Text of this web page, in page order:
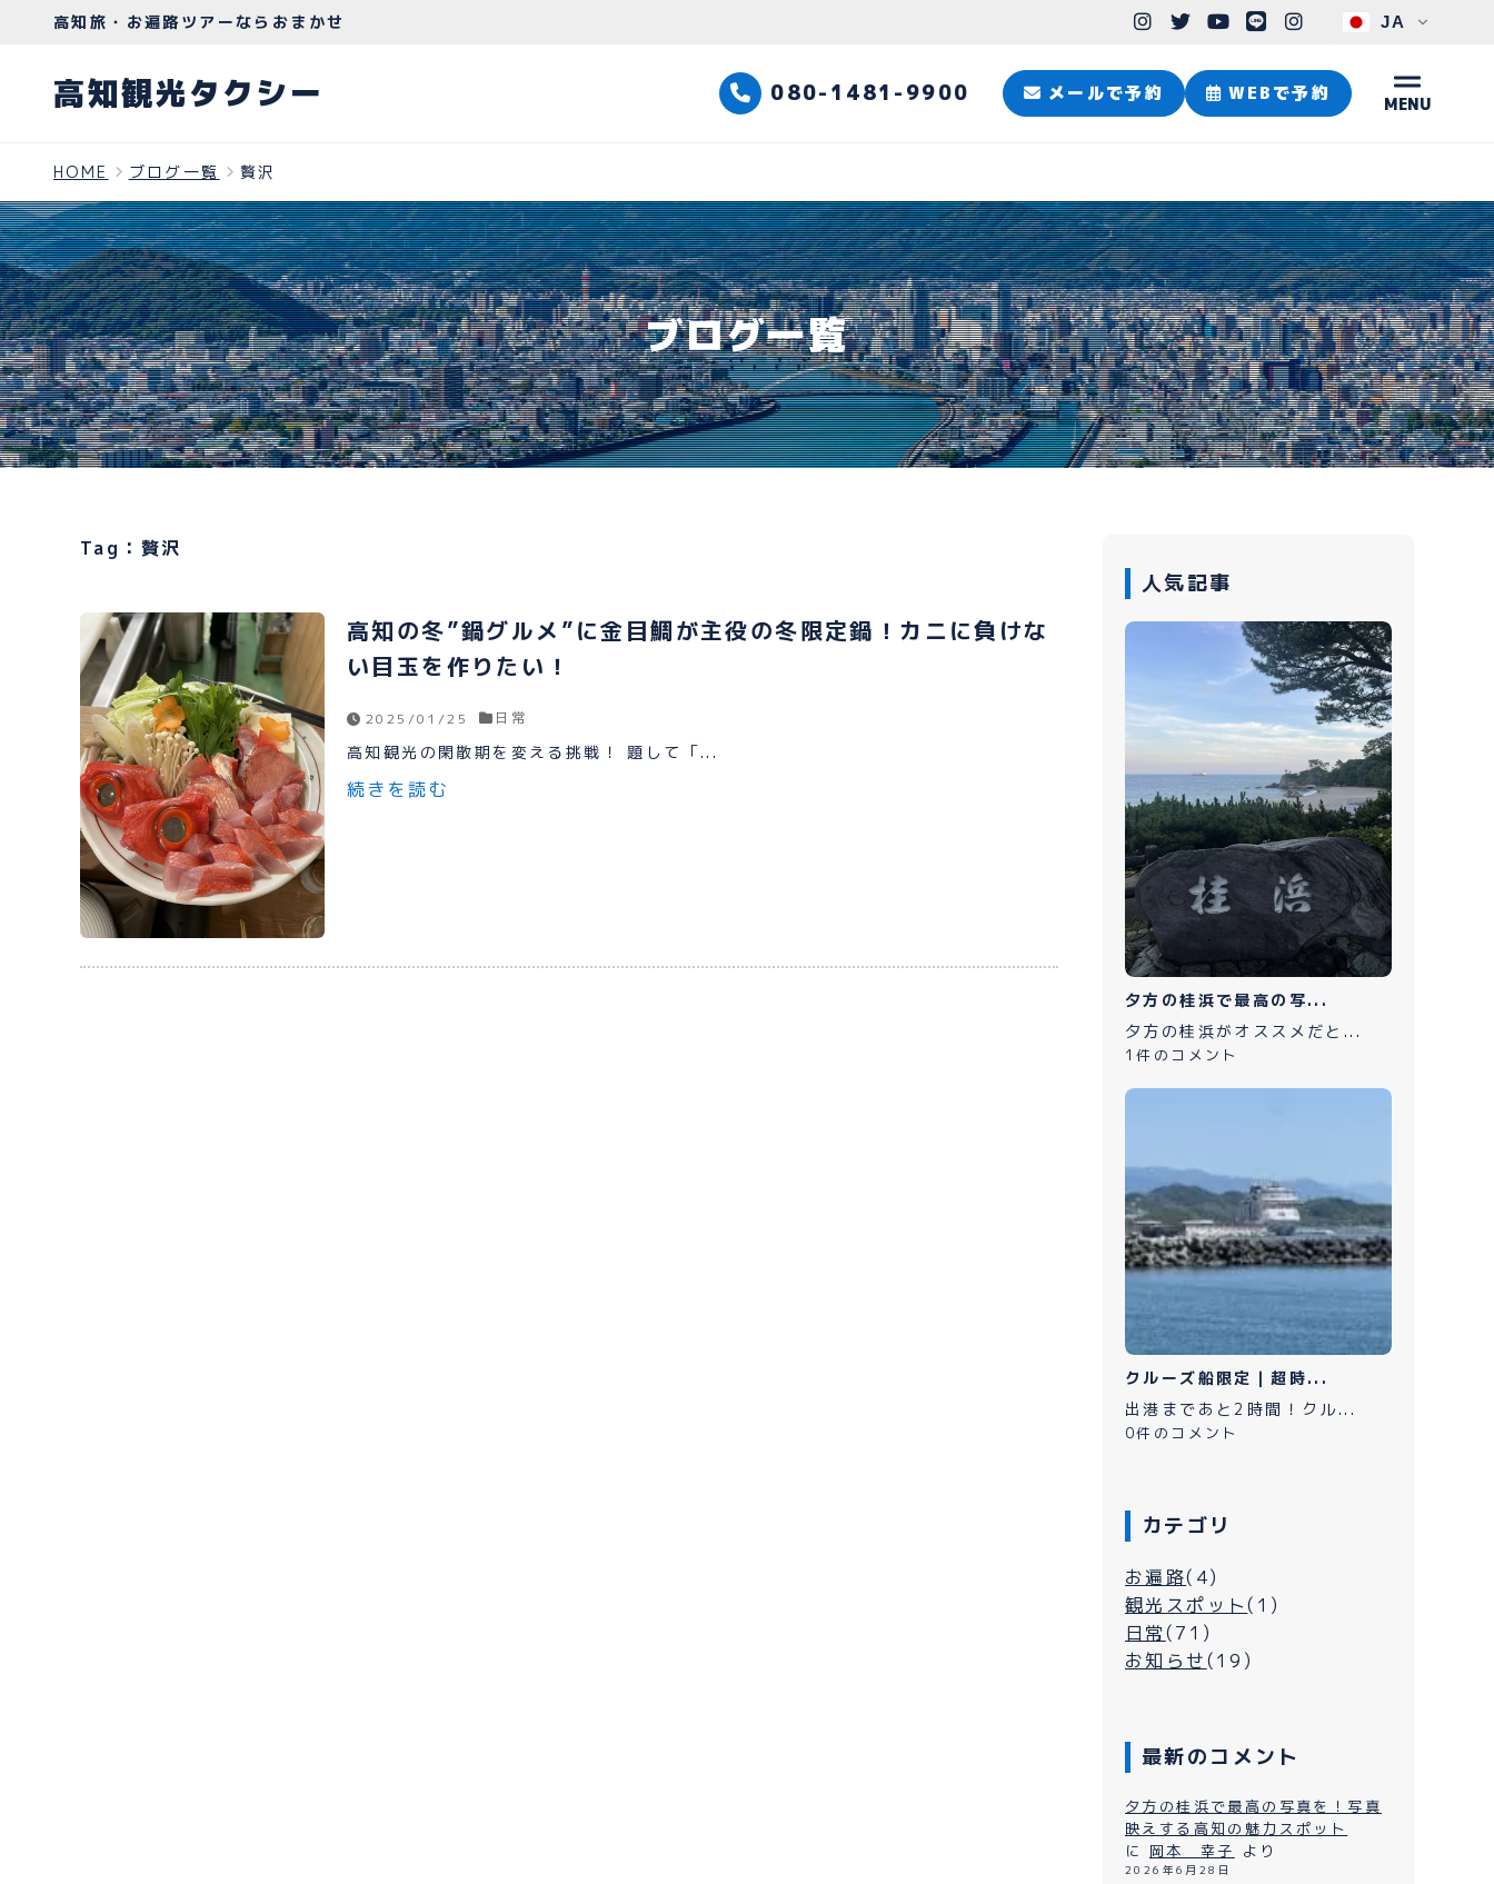
高知観光タクシー
観光タクシーについて
JA
高知旅・お遍路ツアーならおまかせ
高知観光タクシー 080-1481-9900 メールで予約 WEBで予約
HOME ブログ一覧 贅沢
ブログ一覧
Tag：贅沢
高知の冬”鍋グルメ”に金目鯛が主役の冬限定鍋！カニに負けな
い目玉を作りたい！
2025/01/25 日常
高知観光の閑散期を変える挑戦！ 題して「...
続きを読む
人気記事
夕方の桂浜で最高の写...
夕方の桂浜がオススメだと...
1件のコメント
クルーズ船限定｜超時...
出港まであと2時間！クル...
0件のコメント
カテゴリ
お遍路(4)
観光スポット(1)
日常(71)
お知らせ(19)
最新のコメント
夕方の桂浜で最高の写真を！写真
映えする高知の魅力スポット
に 岡本 幸子 より
2026年6月28日